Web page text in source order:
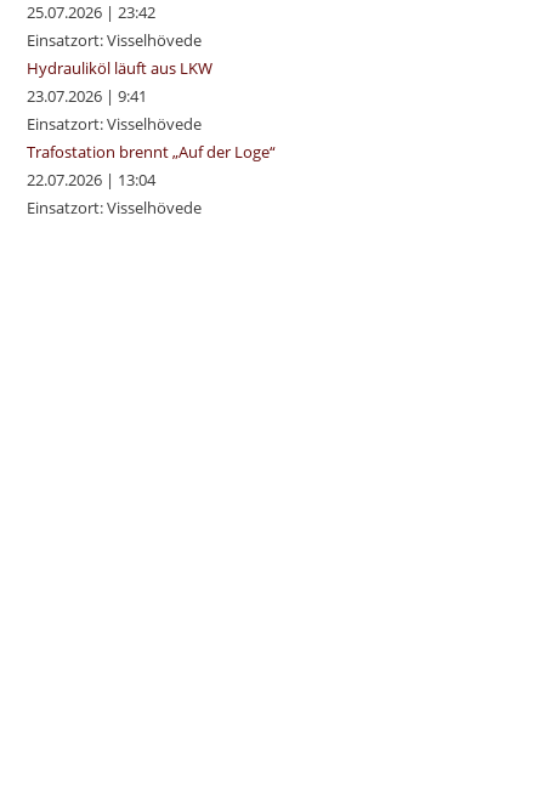
25.07.2026 |23:42
Einsatzort: Visselhövede
Hydrauliköl läuft aus LKW
23.07.2026 |9:41
Einsatzort: Visselhövede
Trafostation brennt „Auf der Loge“
22.07.2026 | 13:04
Einsatzort: Visselhövede